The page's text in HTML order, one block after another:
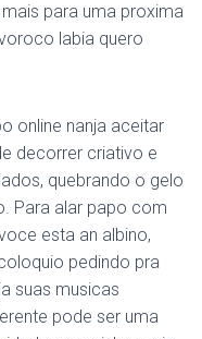
para uma proxima
labia quero
online nanja aceitar
decorrer criativo e
quebrando o gelo
Para alar papo com
esta an albino,
pedindo pra
suas musicas
pode ser uma